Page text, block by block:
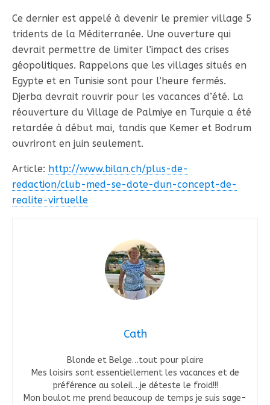
Ce dernier est appelé à devenir le premier village 5
tridents de la Méditerranée. Une ouverture qui
devrait permettre de limiter l’impact des crises
géopolitiques. Rappelons que les villages situés en
Egypte et en Tunisie sont pour l’heure fermés.
Djerba devrait rouvrir pour les vacances d’été. La
réouverture du Village de Palmiye en Turquie a été
retardée à début mai, tandis que Kemer et Bodrum
ouvriront en juin seulement.
Article: http://www.bilan.ch/plus-de-
redaction/club-med-se-dote-dun-concept-de-
realite-virtuelle
Cath
Blonde et Belge…tout pour plaire
Mes loisirs sont essentiellement les vacances et de
préférence au soleil…je déteste le froid!!!
Mon boulot me prend beaucoup de temps je suis sage-